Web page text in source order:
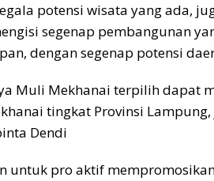
potensi wisata yang ada,
segenap pembangunan
dengan segenap potensi
Muli Mekhanai terpilih dapat
tingkat Provinsi
Dendi
untuk pro aktif